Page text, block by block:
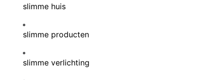
slimme huis
slimme producten
slimme verlichting